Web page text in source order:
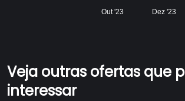
Out '23 Dez '23
Veja outras ofertas que
interessar